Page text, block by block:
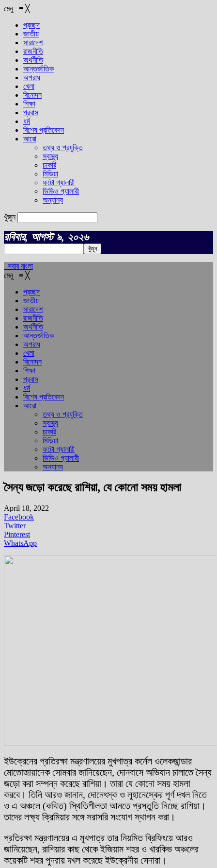
মেনু ≡ ╳
প্রচ্ছদ
জাতীয়
সারাদেশ
রাজনীতি
অর্থনীতি
আন্তর্জাতিক
অপরাধ
খেলা
বিনোদন
শিক্ষা
প্রবাস
ধর্ম
বিশেষ প্রতিবেদন
আরো
তথ্য ও প্রযুক্তি
স্বাস্থ্য
চাকরি
মিডিয়া
ফটো গ্যালারী
ভিডিও গ্যালারী
অন্যান্য
খুঁজুন
রবিবার, আগস্ট ৯, ২০২৬
সবার বাংলা
মেনু ≡ ╳
প্রচ্ছদ
জাতীয়
সারাদেশ
রাজনীতি
অর্থনীতি
আন্তর্জাতিক
অপরাধ
খেলা
বিনোদন
শিক্ষা
প্রবাস
ধর্ম
বিশেষ প্রতিবেদন
আরো
তথ্য ও প্রযুক্তি
স্বাস্থ্য
চাকরি
মিডিয়া
ফটো গ্যালারী
ভিডিও গ্যালারী
অন্যান্য
সৈন্য জড়ো করেছে রাশিয়া, যে কোনো সময় হামলা
April 18, 2022
Facebook
Twitter
Pinterest
WhatsApp
ইউক্রেনের প্রতিরক্ষা মন্ত্রণালয়ের মুখপাত্র কর্নেল ওলেকজান্ডার
মোতোজায়ানেক সোমবার জানিয়েছেন, দোনবাসে অভিযান চালাতে সৈন্য
জড়ো করা সম্পন্ন করেছে রাশিয়া। তারা যে কোনো সময় হামলা
করবে। তিনি আরও জানান, দোনেৎস্ক ও লুহানেস্কের পূর্ণ দখল নিতে
ও এ অঞ্চলে (কথিত) স্থিতিশীলতা আনতে প্রস্তুতি নিচ্ছে রাশিয়া।
তাদের লক্ষ্য ক্রিমিয়ার সঙ্গে সরাসরি সংযোগ স্থাপন করা।
প্রতিরক্ষা মন্ত্রণালয়ের এ মুখপাত্র তার নিয়মিত ব্রিফিংয়ে আরও
জানিয়েছেন, রাশিয়ার কাছ থেকে ইজিয়াম শহর ও খারকিভ অঞ্চলের
কয়েকটি শহর পুনরায় দখল করেছে ইউক্রেনীয় সেনারা।